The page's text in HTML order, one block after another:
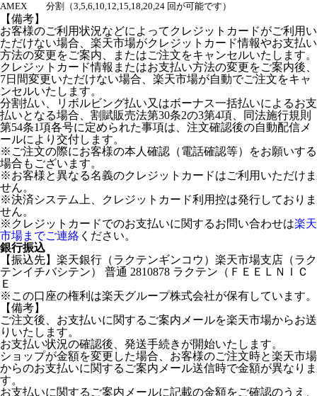
AMEX
分割（3,5,6,10,12,15,18,20,24 回が可能です）
【備考】
お客様のご利用状況などによってクレジットカードがご利用い
ただけない場合、楽天市場がクレジットカード情報やお支払い
方法の変更をご案内、またはご注文をキャンセルいたします。
クレジットカード情報またはお支払い方法の変更をご案内後、
7日間変更いただけない場合、楽天市場が自動でご注文をキャ
ンセルいたします。
分割払い、リボルビング払い又はボーナス一括払いによるお支
払いとなる場合、割賦販売法第30条2の3第4項、同法施行規則
第54条1項各号に定められた事項は、注文確認後の自動配信メ
ールにより交付します。
※ご注文の際にお客様の本人確認（電話確認等）をお願いする
場合もございます。
※お客様と異なる名義のクレジットカードはご利用いただけま
せん。
※決済システム上、クレジットカード利用控は発行しておりま
せん。
※クレジットカードでのお支払いに関するお問い合わせは楽天
市場までご連絡 ください。
銀行振込
【振込先】楽天銀行（ラクテンギンコウ）楽天市場支店（ラク
テンイチバシテン） 普通 2810878 ラクテン（ＦＥＥＬＮＩＣ
Ｅ
※この口座の権利は楽天グループ株式会社が保有しています。
【備考】
ご注文後、お支払いに関するご案内メールを楽天市場からお送
りいたします。
お支払い状況の確認後、発送手続きが開始いたします。
ショップが金額を変更した場合、お客様のご注文時と楽天市場
からのお支払いに関するご案内メール送信時で金額が異なりま
す。
お支払いに関するご案内メールに記載の金額をご確認のうえ、